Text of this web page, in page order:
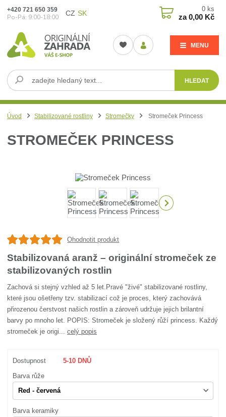
CZ SK
MENU
HLEDAT
+420 721 650 359
Po-Pá: 9:00-18:00
0 ks
za0,00 Kč
Úvod Stabilizované rostliny Stromečky Stromeček Princess
STROMEČEK PRINCESS
Ohodnotit produkt
Stabilizovaná aranž – originální stromeček ze
stabilizovaných rostlin
Zachová si stejný vzhled až 5 let.Pravé "živé" stabilizované rostliny,
které jsou ošetřeny tzv. stabilizací což je proces, který zachovává
přirozenou čerstvost našich rostlin a zároveň udržuje jejich brilantní
barvy po mnoho let. POPIS: Stromeček je složený růží princess. Každý
stromeček je origi...celý popis
Dostupnost 5-10 DNŮ
Barva růže
Barva keramiky